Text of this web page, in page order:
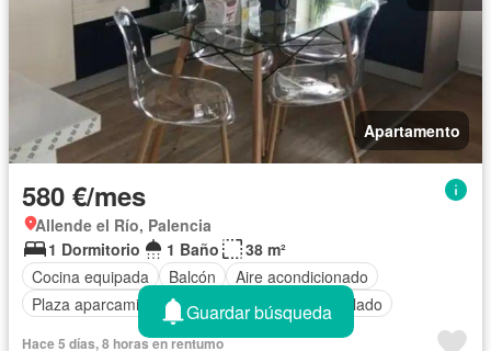
Apartamento
580 €/mes
Allende el Río, Palencia
1 Dormitorio
1 Baño
38 m²
Cocina equipada
Balcón
Aire acondicionado
Plaza aparcamiento
Completamente amueblado
Hace 5 días, 8 horas en rentumo
Guardar búsqueda